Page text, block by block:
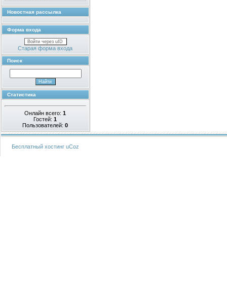
Новостная рассылка
Форма входа
Войти через uID
Старая форма входа
Поиск
Статистика
Онлайн всего:1
Гостей:1
Пользователей:0
Бесплатный хостинг uCoz